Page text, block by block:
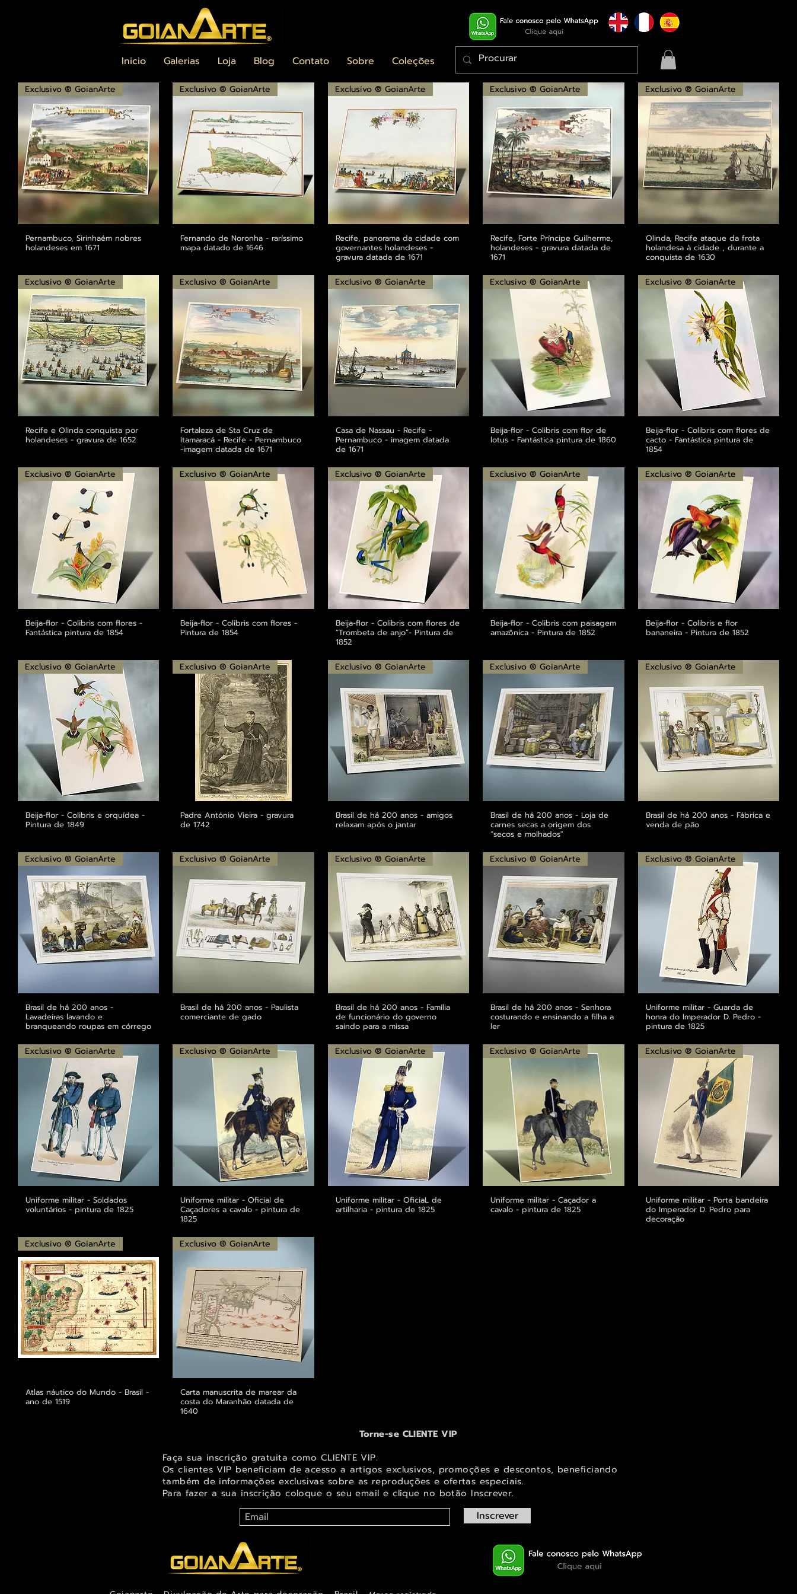
Inicio Galerias Loja Blog Contato Sobre Coleções
Visualização rápida
Exclusivo ® GoianArte
Pernambuco, Sirinhaém nobres
holandeses em 1671
Visualização rápida
Exclusivo ® GoianArte
Fernando de Noronha - raríssimo
mapa datado de 1646
Visualização rápida
Exclusivo ® GoianArte
Recife, panorama da cidade com
governantes holandeses -
gravura datada de 1671
Visualização rápida
Exclusivo ® GoianArte
Recife, Forte Príncipe Guilherme,
holandeses - gravura datada de
1671
Visualização rápida
Exclusivo ® GoianArte
Olinda, Recife ataque da frota
holandesa à cidade , durante a
conquista de 1630
Visualização rápida
Exclusivo ® GoianArte
Recife e Olinda conquista por
holandeses - gravura de 1652
Visualização rápida
Exclusivo ® GoianArte
Fortaleza de Sta Cruz de
Itamaracá - Recife - Pernambuco
-imagem datada de 1671
Visualização rápida
Exclusivo ® GoianArte
Casa de Nassau - Recife -
Pernambuco - imagem datada
de 1671
Visualização rápida
Exclusivo ® GoianArte
Beija-flor - Colibris com flor de
lotus - Fantástica pintura de 1860
Visualização rápida
Exclusivo ® GoianArte
Beija-flor - Colibris com flores de
cacto - Fantástica pintura de
1854
Visualização rápida
Exclusivo ® GoianArte
Beija-flor - Colibris com flores -
Fantástica pintura de 1854
Visualização rápida
Exclusivo ® GoianArte
Beija-flor - Colibris com flores -
Pintura de 1854
Visualização rápida
Exclusivo ® GoianArte
Beija-flor - Colibris com flores de
“Trombeta de anjo”- Pintura de
1852
Visualização rápida
Exclusivo ® GoianArte
Beija-flor - Colibris com paisagem
amazônica - Pintura de 1852
Visualização rápida
Exclusivo ® GoianArte
Beija-flor - Colibris e flor
bananeira - Pintura de 1852
Visualização rápida
Exclusivo ® GoianArte
Beija-flor - Colibris e orquídea -
Pintura de 1849
Visualização rápida
Exclusivo ® GoianArte
Padre António Vieira - gravura
de 1742
Visualização rápida
Exclusivo ® GoianArte
Brasil de há 200 anos - amigos
relaxam após o jantar
Visualização rápida
Exclusivo ® GoianArte
Brasil de há 200 anos - Loja de
carnes secas a origem dos
“secos e molhados"
Visualização rápida
Exclusivo ® GoianArte
Brasil de há 200 anos - Fábrica e
venda de pão
Visualização rápida
Exclusivo ® GoianArte
Brasil de há 200 anos -
Lavadeiras lavando e
branqueando roupas em córrego
Visualização rápida
Exclusivo ® GoianArte
Brasil de há 200 anos - Paulista
comerciante de gado
Visualização rápida
Exclusivo ® GoianArte
Brasil de há 200 anos - Família
de funcionário do governo
saindo para a missa
Visualização rápida
Exclusivo ® GoianArte
Brasil de há 200 anos - Senhora
costurando e ensinando a filha a
ler
Visualização rápida
Exclusivo ® GoianArte
Uniforme militar - Guarda de
honra do Imperador D. Pedro -
pintura de 1825
Visualização rápida
Exclusivo ® GoianArte
Uniforme militar - Soldados
voluntários - pintura de 1825
Visualização rápida
Exclusivo ® GoianArte
Uniforme militar - Oficial de
Caçadores a cavalo - pintura de
1825
Visualização rápida
Exclusivo ® GoianArte
Uniforme militar - OficiaL de
artilharia - pintura de 1825
Visualização rápida
Exclusivo ® GoianArte
Uniforme militar - Caçador a
cavalo - pintura de 1825
Visualização rápida
Exclusivo ® GoianArte
Uniforme militar - Porta bandeira
do Imperador D. Pedro para
decoração
Visualização rápida
Exclusivo ® GoianArte
Atlas náutico do Mundo - Brasil -
ano de 1519
Visualização rápida
Exclusivo ® GoianArte
Carta manuscrita de marear da
costa do Maranhão datada de
1640
Torne-se CLIENTE VIP
Faça sua inscrição gratuita como CLIENTE VIP.
Os clientes VIP beneficiam de acesso a artigos exclusivos, promoções e descontos, beneficiando
também de informações exclusivas sobre as reproduções e ofertas especiais.
Para fazer a sua inscrição coloque o seu email e clique no botão Inscrever.
Inscrever